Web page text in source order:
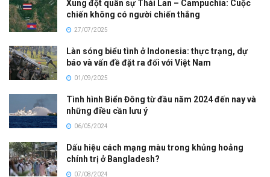
Xung đột quân sự Thái Lan – Campuchia: Cuộc
chiến không có người chiến thắng
27/07/2025
Làn sóng biểu tình ở Indonesia: thực trạng, dự
báo và vấn đề đặt ra đối với Việt Nam
01/09/2025
Tình hình Biển Đông từ đầu năm 2024 đến nay và
những điều cần lưu ý
06/05/2024
Dấu hiệu cách mạng màu trong khủng hoảng
chính trị ở Bangladesh?
07/08/2024